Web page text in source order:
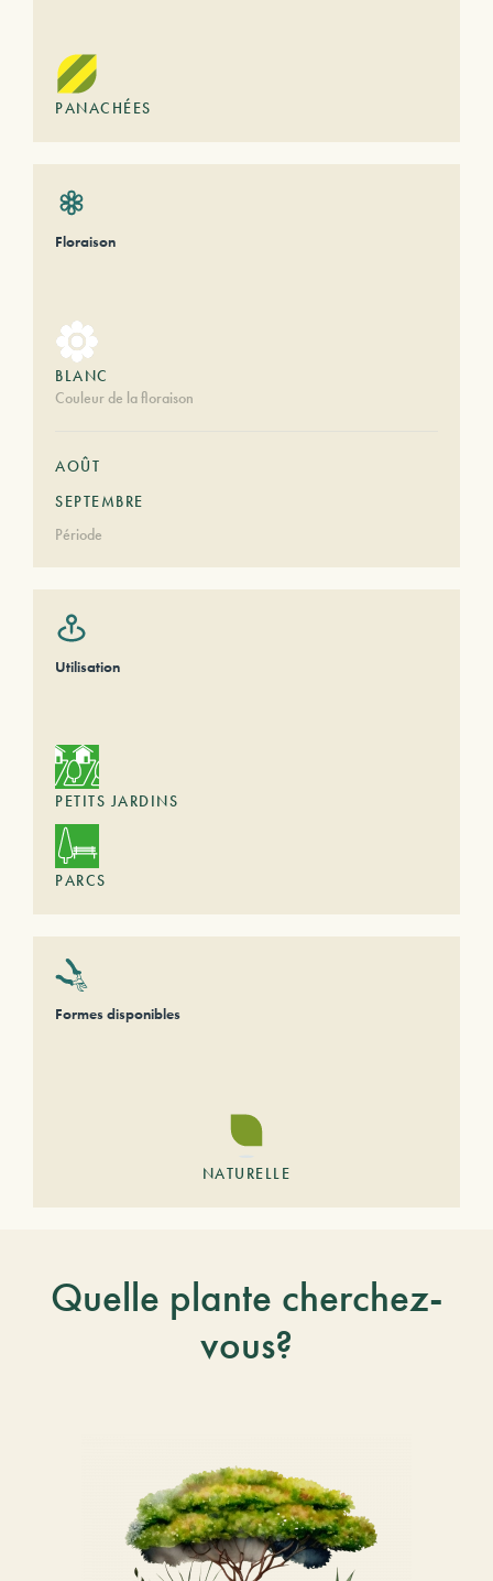
PANACHÉES
Floraison
BLANC
Couleur de la floraison
AOÛT
SEPTEMBRE
Période
Utilisation
PETITS JARDINS
PARCS
Formes disponibles
NATURELLE
Quelle plante cherchez-
vous?